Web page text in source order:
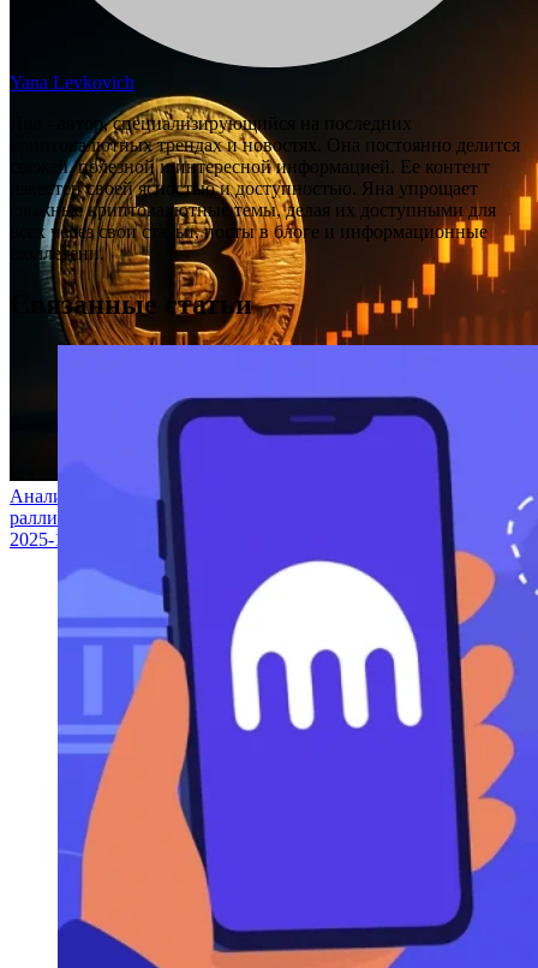
Аналитик прогнозирует, что рост биткойна может вызвать
ралли альткойнов
2025-10-16
Yana Levkovich
Яна - автор, специализирующийся на последних
криптовалютных трендах и новостях. Она постоянно делится
свежей, полезной и интересной информацией. Ее контент
известен своей ясностью и доступностью. Яна упрощает
сложные криптовалютные темы, делая их доступными для
всех через свои статьи, посты в блоге и информационные
бюллетени.
Связанные статьи